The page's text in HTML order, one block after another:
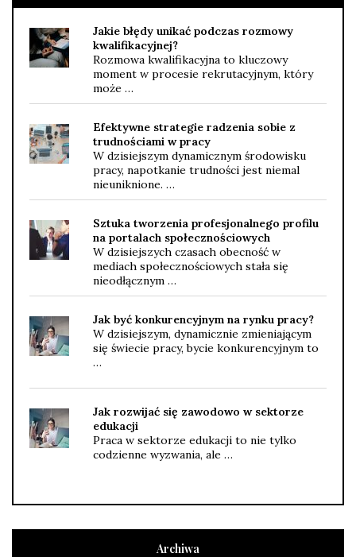
Jakie błędy unikać podczas rozmowy
kwalifikacyjnej?
Rozmowa kwalifikacyjna to kluczowy
moment w procesie rekrutacyjnym, który
może …
Efektywne strategie radzenia sobie z
trudnościami w pracy
W dzisiejszym dynamicznym środowisku
pracy, napotkanie trudności jest niemal
nieuniknione. …
Sztuka tworzenia profesjonalnego profilu
na portalach społecznościowych
W dzisiejszych czasach obecność w
mediach społecznościowych stała się
nieodłącznym …
Jak być konkurencyjnym na rynku pracy?
W dzisiejszym, dynamicznie zmieniającym
się świecie pracy, bycie konkurencyjnym to
…
Jak rozwijać się zawodowo w sektorze
edukacji
Praca w sektorze edukacji to nie tylko
codzienne wyzwania, ale …
Archiwa